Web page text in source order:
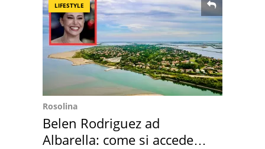
LIFESTYLE
Rosolina
Belen Rodriguez ad
Albarella: come si accede